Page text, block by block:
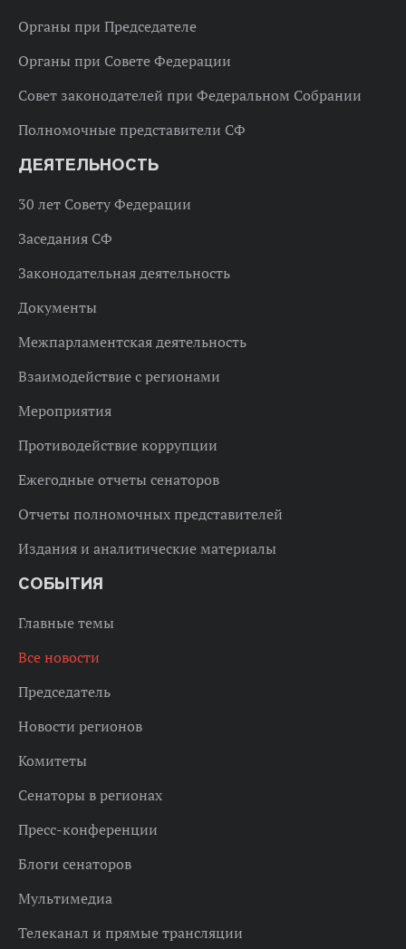
Органы при Председателе
Органы при Совете Федерации
Совет законодателей при Федеральном Собрании
Полномочные представители СФ
ДЕЯТЕЛЬНОСТЬ
30 лет Совету Федерации
Заседания СФ
Законодательная деятельность
Документы
Межпарламентская деятельность
Взаимодействие с регионами
Мероприятия
Противодействие коррупции
Ежегодные отчеты сенаторов
Отчеты полномочных представителей
Издания и аналитические материалы
СОБЫТИЯ
Главные темы
Все новости
Председатель
Новости регионов
Комитеты
Сенаторы в регионах
Пресс-конференции
Блоги сенаторов
Мультимедиа
Телеканал и прямые трансляции